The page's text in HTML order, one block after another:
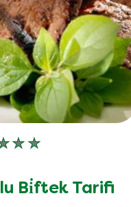
Bu
değerlendirme
Bi̇ftek Tarifi